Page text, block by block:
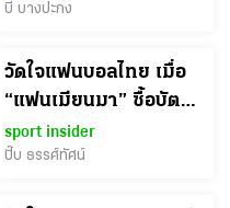
บี บางปะกง
วัดใจแฟนบอลไทย เมื่อ
“แฟนเมียนมา” ซื้อบัตร
เต็มโซนทีมเยือน 1,500
ใบ ก่อนดวล “ไทย"
sport insider
ปั๊บ ธรรศ์ทัศน์